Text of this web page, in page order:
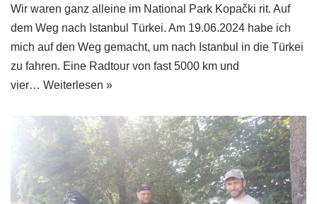
Wir waren ganz alleine im National Park Kopački rit. Auf
dem Weg nach Istanbul Türkei. Am 19.06.2024 habe ich
mich auf den Weg gemacht, um nach Istanbul in die Türkei
zu fahren. Eine Radtour von fast 5000 km und
vier… Weiterlesen »